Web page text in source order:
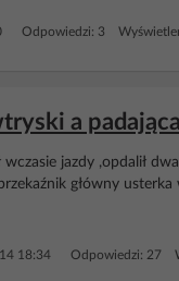
Odpowiedzi: 3
a
jazdy ,opdalił
główny
18:34 Odpowiedzi: 27